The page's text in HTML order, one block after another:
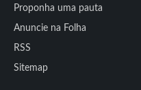
Proponha uma pauta
Anuncie na Folha
RSS
Sitemap